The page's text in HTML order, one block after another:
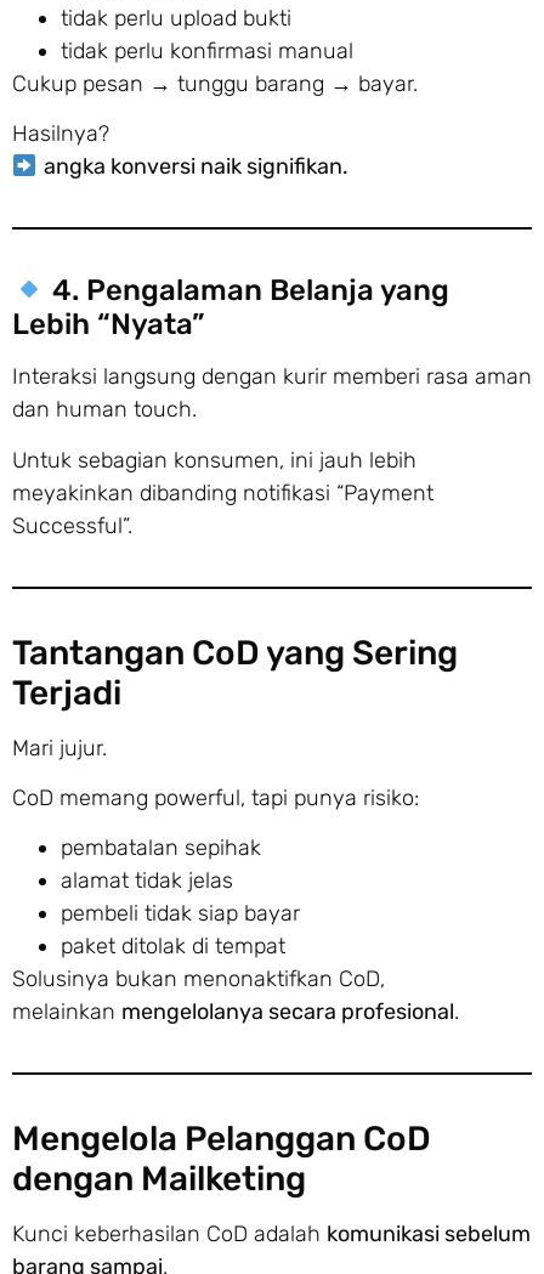
tidak perlu upload bukti
tidak perlu konfirmasi manual
Cukup pesan → tunggu barang → bayar.
Hasilnya?
angka konversi naik signifikan.
4. Pengalaman Belanja yang
Lebih “Nyata”
Interaksi langsung dengan kurir memberi rasa aman
dan human touch.
Untuk sebagian konsumen, ini jauh lebih
meyakinkan dibanding notifikasi “Payment
Successful”.
Tantangan CoD yang Sering
Terjadi
Mari jujur.
CoD memang powerful, tapi punya risiko:
pembatalan sepihak
alamat tidak jelas
pembeli tidak siap bayar
paket ditolak di tempat
Solusinya bukan menonaktifkan CoD,
melainkan mengelolanya secara profesional.
Mengelola Pelanggan CoD
dengan Mailketing
Kunci keberhasilan CoD adalah komunikasi sebelum
barang sampai.